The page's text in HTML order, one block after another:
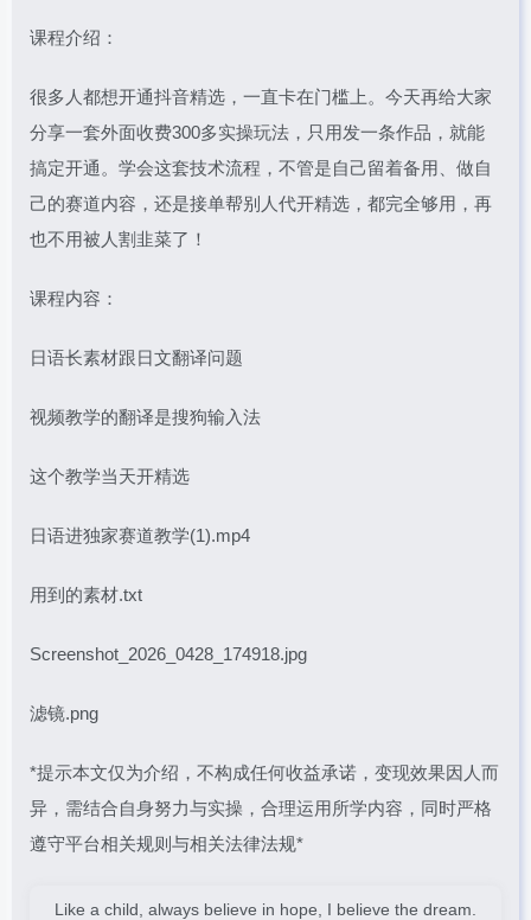
课程介绍：
很多人都想开通抖音精选，一直卡在门槛上。今天再给大家
分享一套外面收费300多实操玩法，只用发一条作品，就能
搞定开通。学会这套技术流程，不管是自己留着备用、做自
己的赛道内容，还是接单帮别人代开精选，都完全够用，再
也不用被人割韭菜了！
课程内容：
日语长素材跟日文翻译问题
视频教学的翻译是搜狗输入法
这个教学当天开精选
日语进独家赛道教学(1).mp4
用到的素材.txt
Screenshot_2026_0428_174918.jpg
滤镜.png
*提示本文仅为介绍，不构成任何收益承诺，变现效果因人而
异，需结合自身努力与实操，合理运用所学内容，同时严格
遵守平台相关规则与相关法律法规*
Like a child, always believe in hope, I believe the dream.